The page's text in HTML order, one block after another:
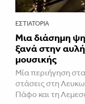
ΕΣΤΙΑΤΌΡΙΑ
Μια διάσημη
ξανά στην
μουσικής
Μία περιήγηση
στάσεις στη
Πάφο και τη